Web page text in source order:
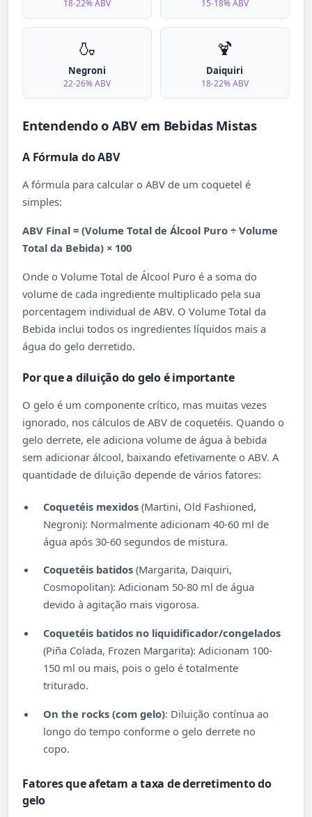
18-22% ABV 15-18% ABV
🍶
Negroni
22-26% ABV
🍹
Daiquiri
18-22% ABV
Entendendo o ABV em Bebidas Mistas
A Fórmula do ABV
A fórmula para calcular o ABV de um coquetel é
simples:
ABV Final = (Volume Total de Álcool Puro ÷ Volume
Total da Bebida) × 100
Onde o Volume Total de Álcool Puro é a soma do
volume de cada ingrediente multiplicado pela sua
porcentagem individual de ABV. O Volume Total da
Bebida inclui todos os ingredientes líquidos mais a
água do gelo derretido.
Por que a diluição do gelo é importante
O gelo é um componente crítico, mas muitas vezes
ignorado, nos cálculos de ABV de coquetéis. Quando o
gelo derrete, ele adiciona volume de água à bebida
sem adicionar álcool, baixando efetivamente o ABV. A
quantidade de diluição depende de vários fatores:
Coquetéis mexidos (Martini, Old Fashioned,
Negroni): Normalmente adicionam 40-60 ml de
água após 30-60 segundos de mistura.
Coquetéis batidos (Margarita, Daiquiri,
Cosmopolitan): Adicionam 50-80 ml de água
devido à agitação mais vigorosa.
Coquetéis batidos no liquidificador/congelados
(Piña Colada, Frozen Margarita): Adicionam 100-
150 ml ou mais, pois o gelo é totalmente
triturado.
On the rocks (com gelo): Diluição contínua ao
longo do tempo conforme o gelo derrete no
copo.
Fatores que afetam a taxa de derretimento do
gelo